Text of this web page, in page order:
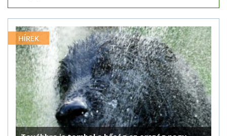
HÍREK